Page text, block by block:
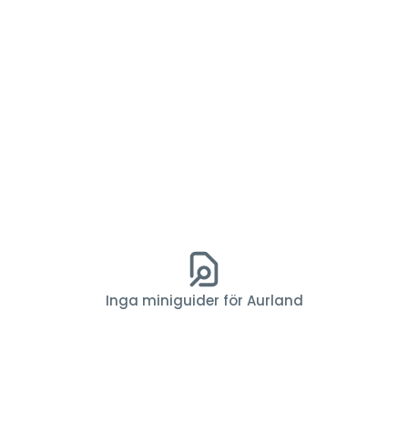
Inga miniguider för Aurland